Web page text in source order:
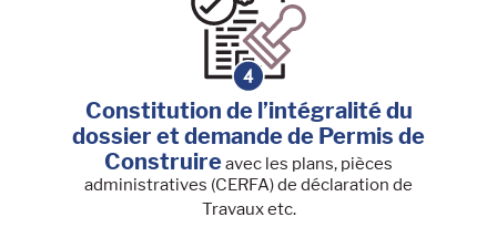
Constitution de l’intégralité du
dossier et demande de Permis de
Construireavec les plans, pièces
administratives (CERFA) de déclaration de
Travaux etc.